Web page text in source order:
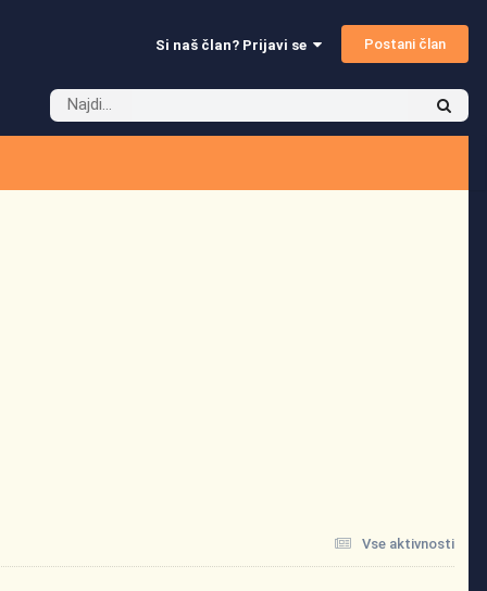
Si naš član? Prijavi se Postani član
Vse aktivnosti